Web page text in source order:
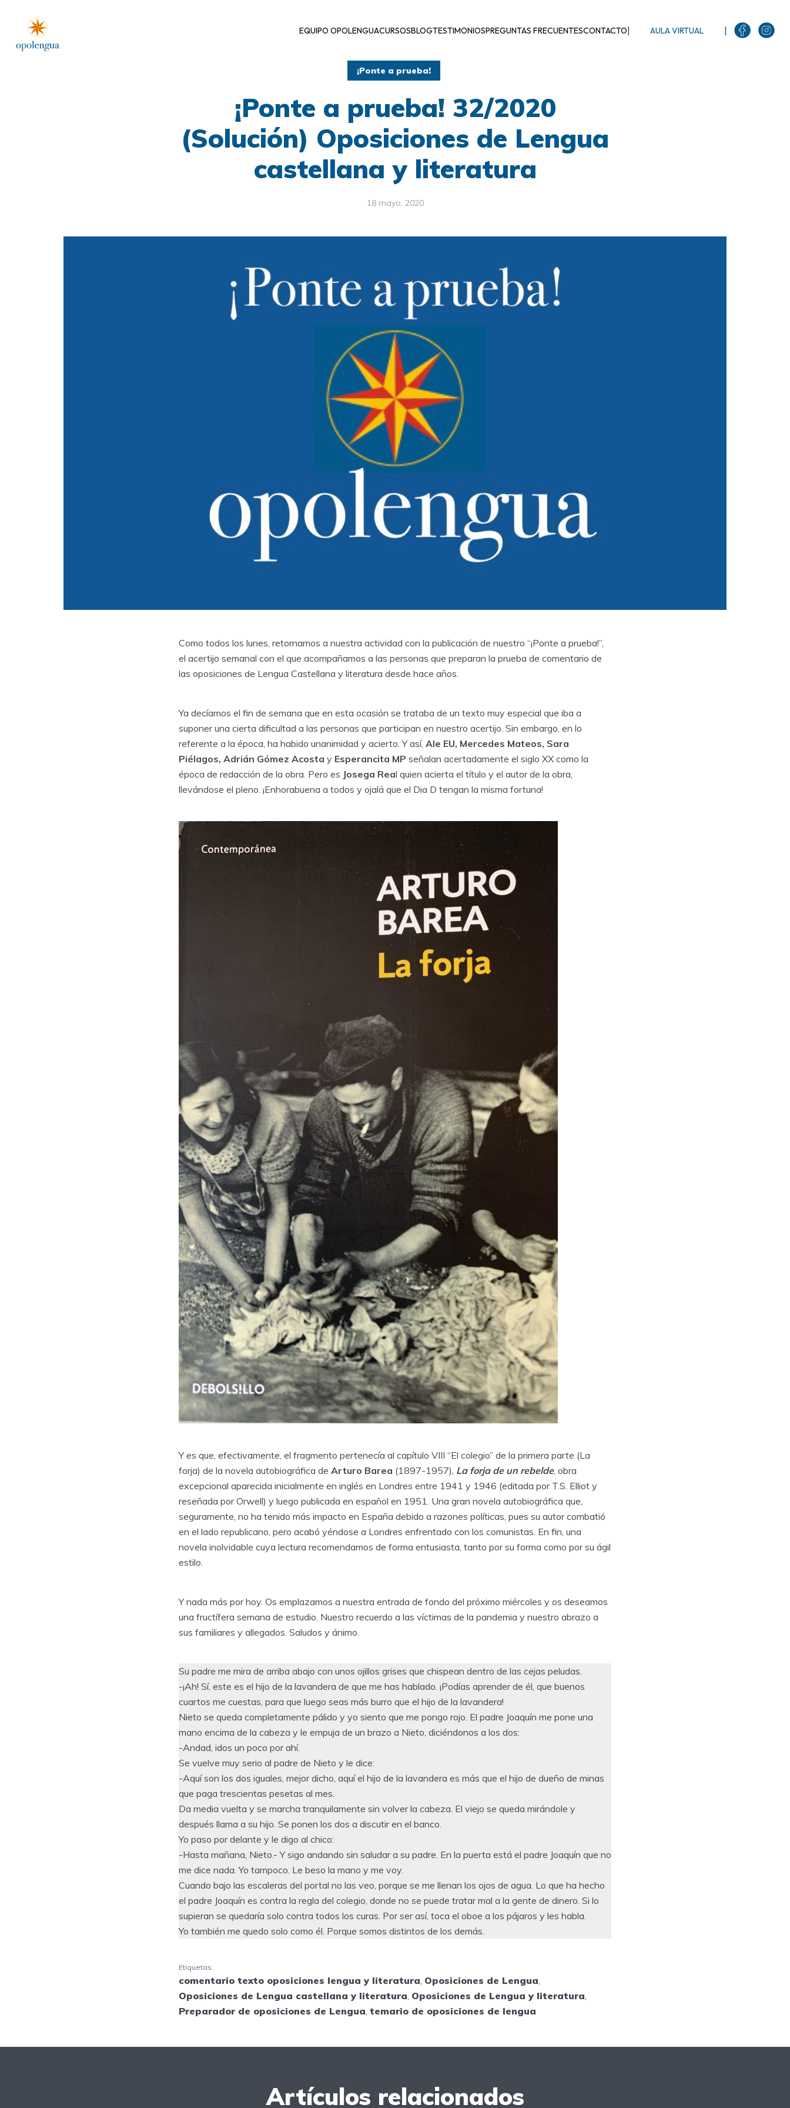
EQUIPO OPOLENGUACURSOSBLOGTESTIMONIOSPREGUNTAS FRECUENTESCONTACTO| AULA VIRTUAL |
¡Ponte a prueba!
¡Ponte a prueba! 32/2020
(Solución) Oposiciones de Lengua
castellana y literatura
18 mayo, 2020
Como todos los lunes, retornamos a nuestra actividad con la publicación de nuestro “¡Ponte a prueba!”,
el acertijo semanal con el que acompañamos a las personas que preparan la prueba de comentario de
las oposiciones de Lengua Castellana y literatura desde hace años.
Ya decíamos el fin de semana que en esta ocasión se trataba de un texto muy especial que iba a
suponer una cierta dificultad a las personas que participan en nuestro acertijo. Sin embargo, en lo
referente a la época, ha habido unanimidad y acierto. Y así, Ale EU, Mercedes Mateos, Sara
Piélagos, Adrián Gómez Acosta y Esperancita MP señalan acertadamente el siglo XX como la
época de redacción de la obra. Pero es Josega Real quien acierta el título y el autor de la obra,
llevándose el pleno. ¡Enhorabuena a todos y ojalá que el Dia D tengan la misma fortuna!
Y es que, efectivamente, el fragmento pertenecía al capítulo VIII “El colegio” de la primera parte (La
forja) de la novela autobiográfica de Arturo Barea (1897-1957), La forja de un rebelde, obra
excepcional aparecida inicialmente en inglés en Londres entre 1941 y 1946 (editada por T.S. Elliot y
reseñada por Orwell) y luego publicada en español en 1951. Una gran novela autobiográfica que,
seguramente, no ha tenido más impacto en España debido a razones políticas, pues su autor combatió
en el lado republicano, pero acabó yéndose a Londres enfrentado con los comunistas. En fin, una
novela inolvidable cuya lectura recomendamos de forma entusiasta, tanto por su forma como por su ágil
estilo.
Y nada más por hoy. Os emplazamos a nuestra entrada de fondo del próximo miércoles y os deseamos
una fructífera semana de estudio. Nuestro recuerdo a las víctimas de la pandemia y nuestro abrazo a
sus familiares y allegados. Saludos y ánimo.
Su padre me mira de arriba abajo con unos ojillos grises que chispean dentro de las cejas peludas.
-¡Ah! Sí, este es el hijo de la lavandera de que me has hablado. ¡Podías aprender de él, que buenos
cuartos me cuestas, para que luego seas más burro que el hijo de la lavandera!
Nieto se queda completamente pálido y yo siento que me pongo rojo. El padre Joaquín me pone una
mano encima de la cabeza y le empuja de un brazo a Nieto, diciéndonos a los dos:
-Andad, idos un poco por ahí.
Se vuelve muy serio al padre de Nieto y le dice:
-Aquí son los dos iguales, mejor dicho, aquí el hijo de la lavandera es más que el hijo de dueño de minas
que paga trescientas pesetas al mes.
Da media vuelta y se marcha tranquilamente sin volver la cabeza. El viejo se queda mirándole y
después llama a su hijo. Se ponen los dos a discutir en el banco.
Yo paso por delante y le digo al chico:
-Hasta mañana, Nieto.- Y sigo andando sin saludar a su padre. En la puerta está el padre Joaquín que no
me dice nada. Yo tampoco. Le beso la mano y me voy.
Cuando bajo las escaleras del portal no las veo, porque se me llenan los ojos de agua. Lo que ha hecho
el padre Joaquín es contra la regla del colegio, donde no se puede tratar mal a la gente de dinero. Si lo
supieran se quedaría solo contra todos los curas. Por ser así, toca el oboe a los pájaros y les habla.
Yo también me quedo solo como él. Porque somos distintos de los demás.
Etiquetas:
comentario texto oposiciones lengua y literatura Oposiciones de Lengua
Oposiciones de Lengua castellana y literatura Oposiciones de Lengua y literatura
Preparador de oposiciones de Lengua temario de oposiciones de lengua
Artículos relacionados